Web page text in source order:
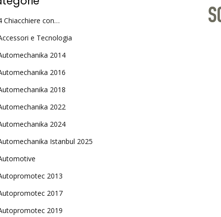
Chiacchiere con…
e Tecnologia
2014
2016
2018
2022
2024
Istanbul 2025
2013
2017
2019